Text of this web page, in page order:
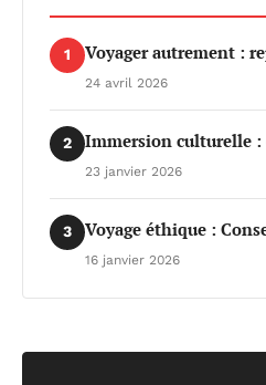
1 Voyager autrement :
24 avril 2026
2 Immersion culturelle :
23 janvier 2026
3 Voyage éthique :
16 janvier 2026